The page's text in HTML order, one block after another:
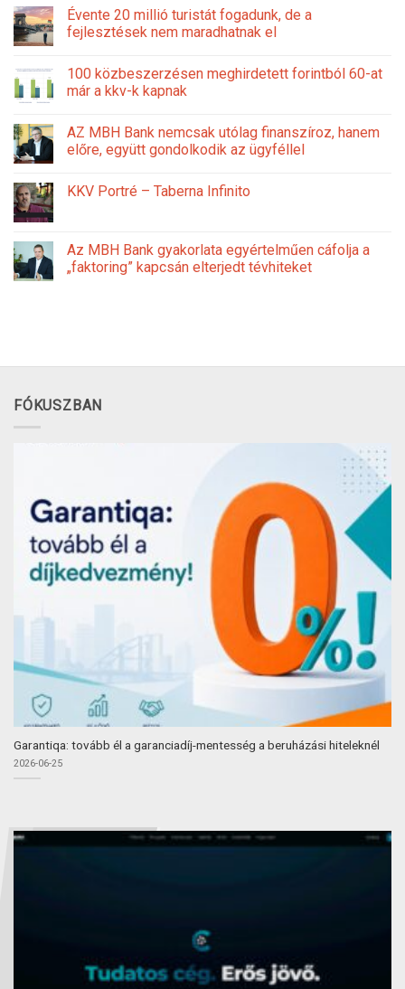
Évente 20 millió turistát fogadunk, de a
fejlesztések nem maradhatnak el
100 közbeszerzésen meghirdetett forintból 60-at
már a kkv-k kapnak
AZ MBH Bank nemcsak utólag finanszíroz, hanem
előre, együtt gondolkodik az ügyféllel
KKV Portré – Taberna Infinito
Az MBH Bank gyakorlata egyértelműen cáfolja a
„faktoring” kapcsán elterjedt tévhiteket
FÓKUSZBAN
Garantiqa: tovább él a garanciadíj-mentesség a beruházási hiteleknél
2026-06-25